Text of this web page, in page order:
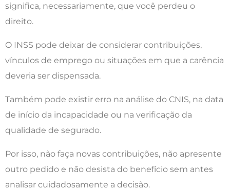
significa, necessariamente, que você perdeu o
direito.
O INSS pode deixar de considerar contribuições,
vínculos de emprego ou situações em que a carência
deveria ser dispensada.
Também pode existir erro na análise do CNIS, na data
de início da incapacidade ou na verificação da
qualidade de segurado.
Por isso, não faça novas contribuições, não apresente
outro pedido e não desista do benefício sem antes
analisar cuidadosamente a decisão.